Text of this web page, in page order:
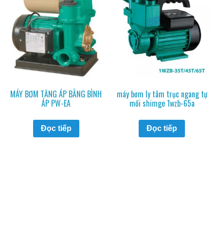
MÁY BƠM TĂNG ÁP BẰNG BÌNH
ÁP PW-EA
Đọc tiếp
máy bơm ly tâm trục ngang tự
mồi shimge 1wzb-65a
Đọc tiếp